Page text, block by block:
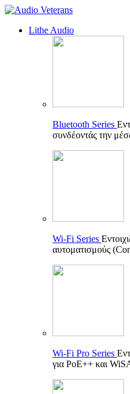
Lithe Audio
Bluetooth Series
συνδέοντάς την
Wi-Fi Series
αυτοματισμούς
Wi-Fi Pro Series
για PoE++ και